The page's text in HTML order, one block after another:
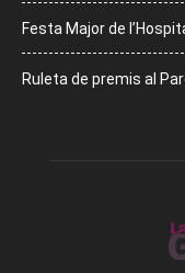
Festa Major de
Ruleta de premis al